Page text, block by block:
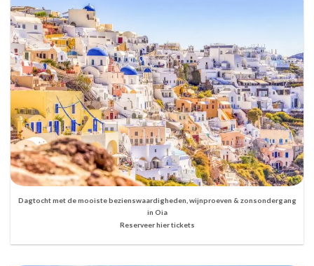
Dagtocht met de mooiste bezienswaardigheden, wijnproeven & zonsondergang
in Oia
Reserveer hier tickets